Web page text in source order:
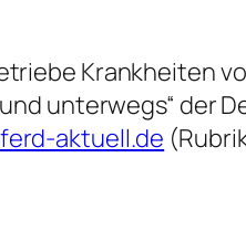
Krankheiten
unterwegs“ der
aktuell.de